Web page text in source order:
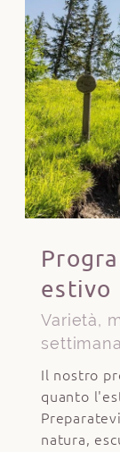
estivo
Varietà,
Il nostro
quanto
natura,